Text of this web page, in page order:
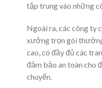
tập trung vào những
Ngoài ra, các công ty
xưởng trọn gói
cao, có đầy đủ các
đảm bảo an toàn cho
chuyển.